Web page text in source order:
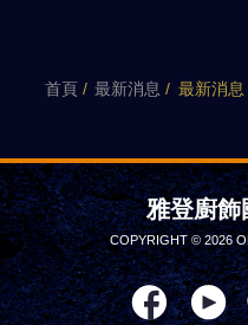
首頁 最新消息 最新消息
雅登廚飾
COPYRIGHT © 2026